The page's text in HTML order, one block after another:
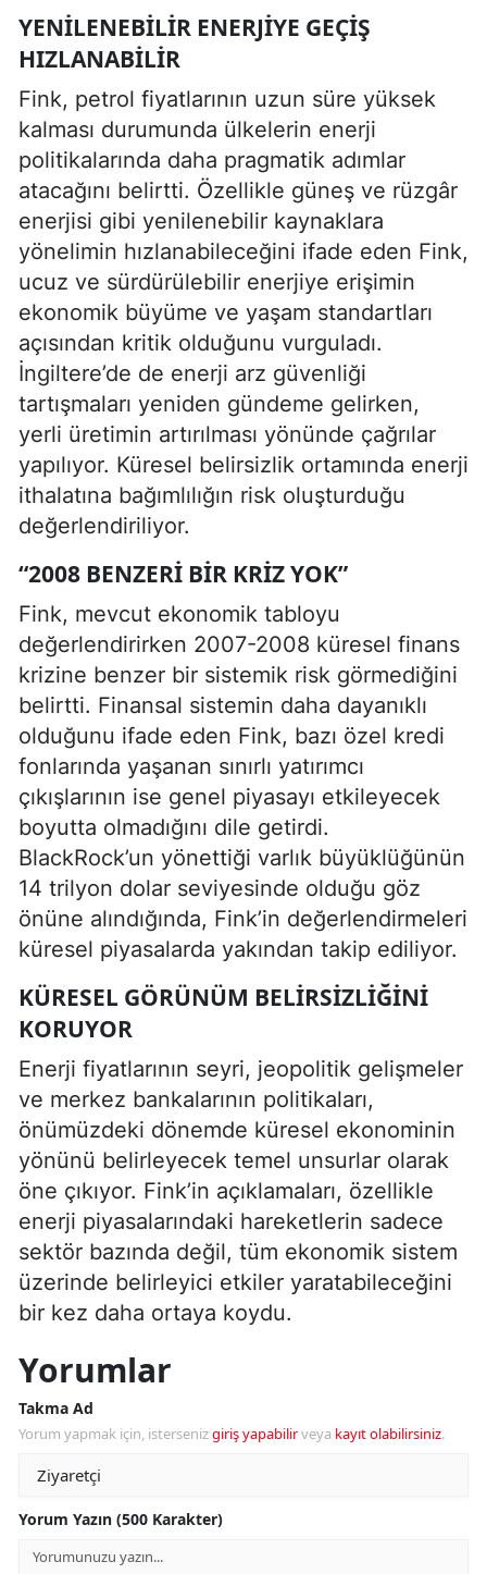
YENILENEBILIR ENERJIYE GEÇIŞ
HIZLANABILIR
Fink, petrol fiyatlarının uzun süre yüksek
kalması durumunda ülkelerin enerji
politikalarında daha pragmatik adımlar
atacağını belirtti. Özellikle güneş ve rüzgâr
enerjisi gibi yenilenebilir kaynaklara
yönelimin hızlanabileceğini ifade eden Fink,
ucuz ve sürdürülebilir enerjiye erişimin
ekonomik büyüme ve yaşam standartları
açısından kritik olduğunu vurguladı.
İngiltere’de de enerji arz güvenliği
tartışmaları yeniden gündeme gelirken,
yerli üretimin artırılması yönünde çağrılar
yapılıyor. Küresel belirsizlik ortamında enerji
ithalatına bağımlılığın risk oluşturduğu
değerlendiriliyor.
“2008 BENZERI BIR KRIZ YOK”
Fink, mevcut ekonomik tabloyu
değerlendirirken 2007-2008 küresel finans
krizine benzer bir sistemik risk görmediğini
belirtti. Finansal sistemin daha dayanıklı
olduğunu ifade eden Fink, bazı özel kredi
fonlarında yaşanan sınırlı yatırımcı
çıkışlarının ise genel piyasayı etkileyecek
boyutta olmadığını dile getirdi.
BlackRock’un yönettiği varlık büyüklüğünün
14 trilyon dolar seviyesinde olduğu göz
önüne alındığında, Fink’in değerlendirmeleri
küresel piyasalarda yakından takip ediliyor.
KÜRESEL GÖRÜNÜM BELIRSIZLIĞINI
KORUYOR
Enerji fiyatlarının seyri, jeopolitik gelişmeler
ve merkez bankalarının politikaları,
önümüzdeki dönemde küresel ekonominin
yönünü belirleyecek temel unsurlar olarak
öne çıkıyor. Fink’in açıklamaları, özellikle
enerji piyasalarındaki hareketlerin sadece
sektör bazında değil, tüm ekonomik sistem
üzerinde belirleyici etkiler yaratabileceğini
bir kez daha ortaya koydu.
Yorumlar
Takma Ad
Yorum yapmak için, istersenizgiriş yapabilirveya kayıt olabilirsiniz.
Yorum Yazın (500 Karakter)